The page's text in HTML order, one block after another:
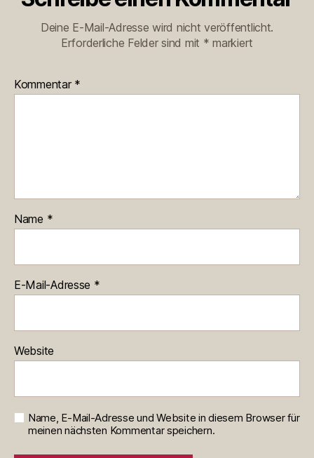
Deine E-Mail-Adresse wird nicht veröffentlicht.
Erforderliche Felder sind mit * markiert
Kommentar *
Name *
E-Mail-Adresse *
Website
Name, E-Mail-Adresse und Website in diesem Browser für
meinen nächsten Kommentar speichern.